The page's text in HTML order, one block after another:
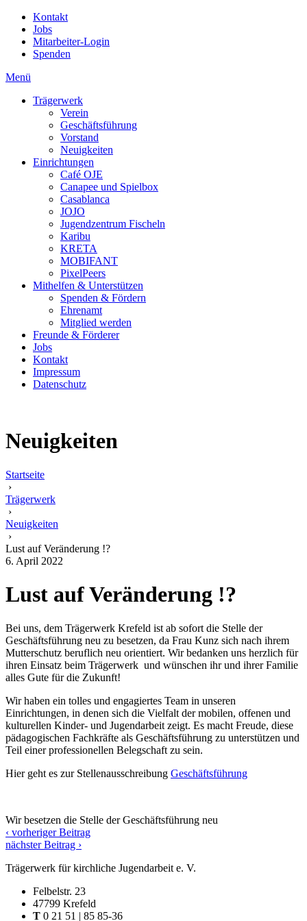
Kontakt
Jobs
Mitarbeiter-Login
Spenden
Menü
Trägerwerk
Verein
Geschäftsführung
Vorstand
Neuigkeiten
Einrichtungen
Café OJE
Canapee und Spielbox
Casablanca
JOJO
Jugendzentrum Fischeln
Karibu
KRETA
MOBIFANT
PixelPeers
Mithelfen & Unterstützen
Spenden & Fördern
Ehrenamt
Mitglied werden
Freunde & Förderer
Jobs
Kontakt
Impressum
Datenschutz
Neuigkeiten
Startseite
›
Trägerwerk
›
Neuigkeiten
›
Lust auf Veränderung !?
6. April 2022
Lust auf Veränderung !?
Bei uns, dem Trägerwerk Krefeld ist ab sofort die Stelle der
Geschäftsführung neu zu besetzen, da Frau Kunz sich nach ihrem
Mutterschutz beruflich neu orientiert. Wir bedanken uns herzlich für
ihren Einsatz beim Trägerwerk und wünschen ihr und ihrer Familie
alles Gute für die Zukunft!
Wir haben ein tolles und engagiertes Team in unseren
Einrichtungen, in denen sich die Vielfalt der mobilen, offenen und
kulturellen Kinder- und Jugendarbeit zeigt. Es macht Freude, diese
pädagogischen Fachkräfte als Geschäftsführung zu unterstützen und
Teil einer professionellen Belegschaft zu sein.
Hier geht es zur Stellenausschreibung Geschäftsführung
Wir besetzen die Stelle der Geschäftsführung neu
‹ vorheriger Beitrag
nächster Beitrag ›
Trägerwerk für kirchliche Jugendarbeit e. V.
Felbelstr. 23
47799 Krefeld
T 0 21 51 | 85 85-36